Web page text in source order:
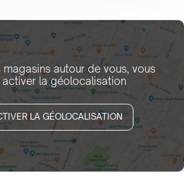
magasins autour de vous, vous
la géolocalisation
LA GÉOLOCALISATION